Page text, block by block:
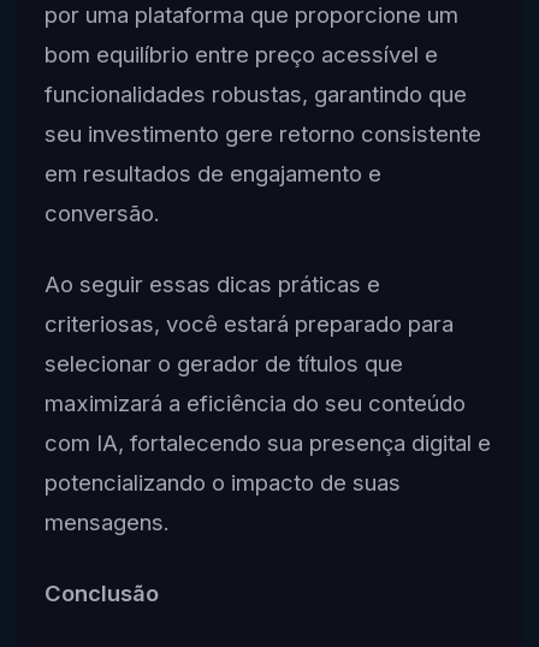
por uma plataforma que proporcione um
bom equilíbrio entre preço acessível e
funcionalidades robustas, garantindo que
seu investimento gere retorno consistente
em resultados de engajamento e
conversão.
Ao seguir essas dicas práticas e
criteriosas, você estará preparado para
selecionar o gerador de títulos que
maximizará a eficiência do seu conteúdo
com IA, fortalecendo sua presença digital e
potencializando o impacto de suas
mensagens.
Conclusão